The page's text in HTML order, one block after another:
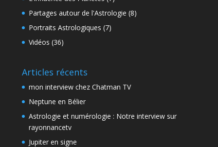
Partages autour de l'Astrologie (8)
Portraits Astrologiques (7)
Vidéos (36)
Articles récents
mon interview chez Chatman TV
Neptune en Bélier
Astrologie et numérologie : Notre interview sur
rayonnancetv
Jupiter en signe